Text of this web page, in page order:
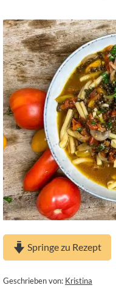
Springe zu Rezept
Geschrieben von: Kristina